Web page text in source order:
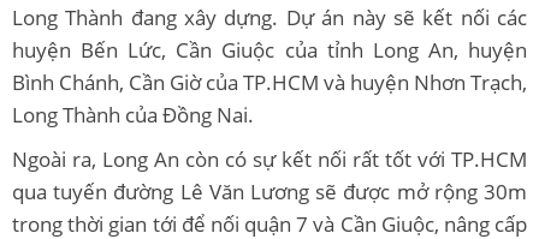
Long Thành đang xây dựng. Dự án này sẽ kết nối các
huyện Bến Lức, Cần Giuộc của tỉnh Long An, huyện
Bình Chánh, Cần Giờ của TP.HCM và huyện Nhơn Trạch,
Long Thành của Đồng Nai.
Ngoài ra, Long An còn có sự kết nối rất tốt với TP.HCM
qua tuyến đường Lê Văn Lương sẽ được mở rộng 30m
trong thời gian tới để nối quận 7 và Cần Giuộc, nâng cấp